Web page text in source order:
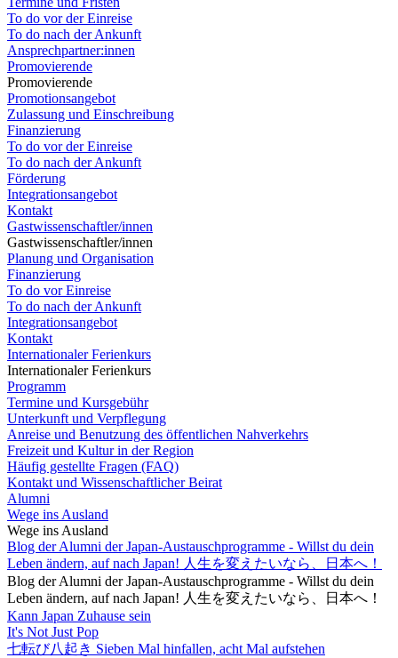
To do vor der Einreise
To do nach der Ankunft
Ansprechpartner:innen
Promovierende
Promovierende
Promotionsangebot
Zulassung und Einschreibung
Finanzierung
To do vor der Einreise
To do nach der Ankunft
Förderung
Integrationsangebot
Kontakt
Gastwissenschaftler/innen
Gastwissenschaftler/innen
Planung und Organisation
Finanzierung
To do vor Einreise
To do nach der Ankunft
Integrationsangebot
Kontakt
Internationaler Ferienkurs
Internationaler Ferienkurs
Programm
Termine und Kursgebühr
Unterkunft und Verpflegung
Anreise und Benutzung des öffentlichen Nahverkehrs
Freizeit und Kultur in der Region
Häufig gestellte Fragen (FAQ)
Kontakt und Wissenschaftlicher Beirat
Alumni
Wege ins Ausland
Wege ins Ausland
Blog der Alumni der Japan-Austauschprogramme - Willst du dein
Leben ändern, auf nach Japan! 人生を変えたいなら、日本へ！
Blog der Alumni der Japan-Austauschprogramme - Willst du dein
Leben ändern, auf nach Japan! 人生を変えたいなら、日本へ！
Kann Japan Zuhause sein
It's Not Just Pop
七転び八起き Sieben Mal hinfallen, acht Mal aufstehen